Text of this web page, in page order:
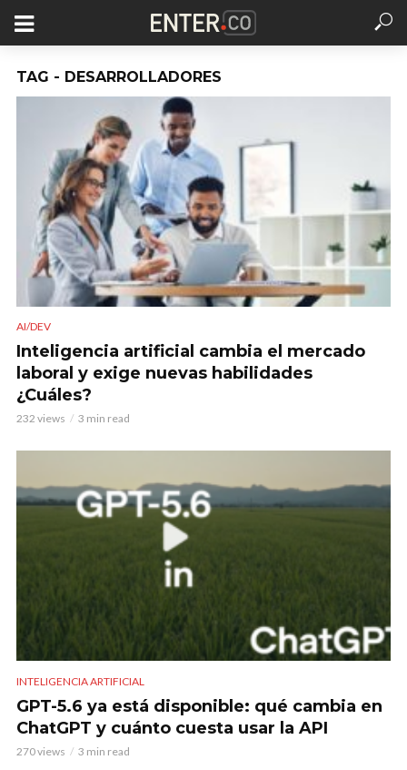
TAG - DESARROLLADORES
AI/DEV
Inteligencia artificial cambia el mercado
laboral y exige nuevas habilidades
¿Cuáles?
232 views 3 min read
INTELIGENCIA ARTIFICIAL
GPT-5.6 ya está disponible: qué cambia en
ChatGPT y cuánto cuesta usar la API
270 views 3 min read